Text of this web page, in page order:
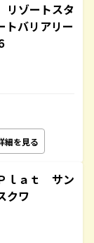
ゾートスタ
バリアリー
細を見る
ｌａｔ サン
クワ